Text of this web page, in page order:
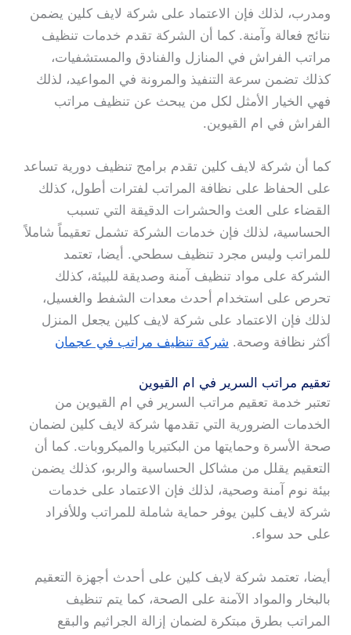
ومدرب، لذلك فإن الاعتماد على شركة لايف كلين يضمن
نتائج فعالة وآمنة. كما أن الشركة تقدم خدمات تنظيف
مراتب الفراش في المنازل والفنادق والمستشفيات،
كذلك تضمن سرعة التنفيذ والمرونة في المواعيد، لذلك
فهي الخيار الأمثل لكل من يبحث عن تنظيف مراتب
الفراش في ام القيوين.
كما أن شركة لايف كلين تقدم برامج تنظيف دورية تساعد
على الحفاظ على نظافة المراتب لفترات أطول، كذلك
القضاء على العث والحشرات الدقيقة التي تسبب
الحساسية، لذلك فإن خدمات الشركة تشمل تعقيماً شاملاً
للمراتب وليس مجرد تنظيف سطحي. أيضا، تعتمد
الشركة على مواد تنظيف آمنة وصديقة للبيئة، كذلك
تحرص على استخدام أحدث معدات الشفط والغسيل،
لذلك فإن الاعتماد على شركة لايف كلين يجعل المنزل
أكثر نظافة وصحة. شركة تنظيف مراتب في عجمان
تعقيم مراتب السرير في ام القيوين
تعتبر خدمة تعقيم مراتب السرير في ام القيوين من
الخدمات الضرورية التي تقدمها شركة لايف كلين لضمان
صحة الأسرة وحمايتها من البكتيريا والميكروبات. كما أن
التعقيم يقلل من مشاكل الحساسية والربو، كذلك يضمن
بيئة نوم آمنة وصحية، لذلك فإن الاعتماد على خدمات
شركة لايف كلين يوفر حماية شاملة للمراتب وللأفراد
على حد سواء.
أيضا، تعتمد شركة لايف كلين على أحدث أجهزة التعقيم
بالبخار والمواد الآمنة على الصحة، كما يتم تنظيف
المراتب بطرق مبتكرة لضمان إزالة الجراثيم والبقع